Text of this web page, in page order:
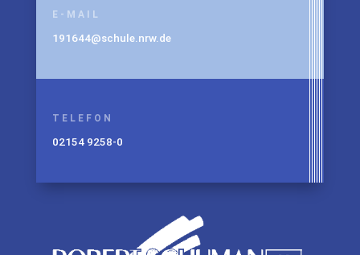
E-MAIL
191644@schule.nrw.de
TELEFON
02154 9258-0